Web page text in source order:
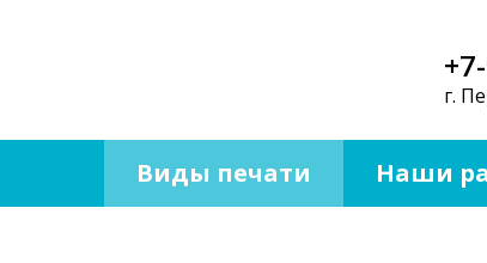
г.
Виды печати Наши